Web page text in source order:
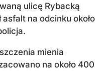
ulicę Rybacką
na odcinku około
mienia
na około 400